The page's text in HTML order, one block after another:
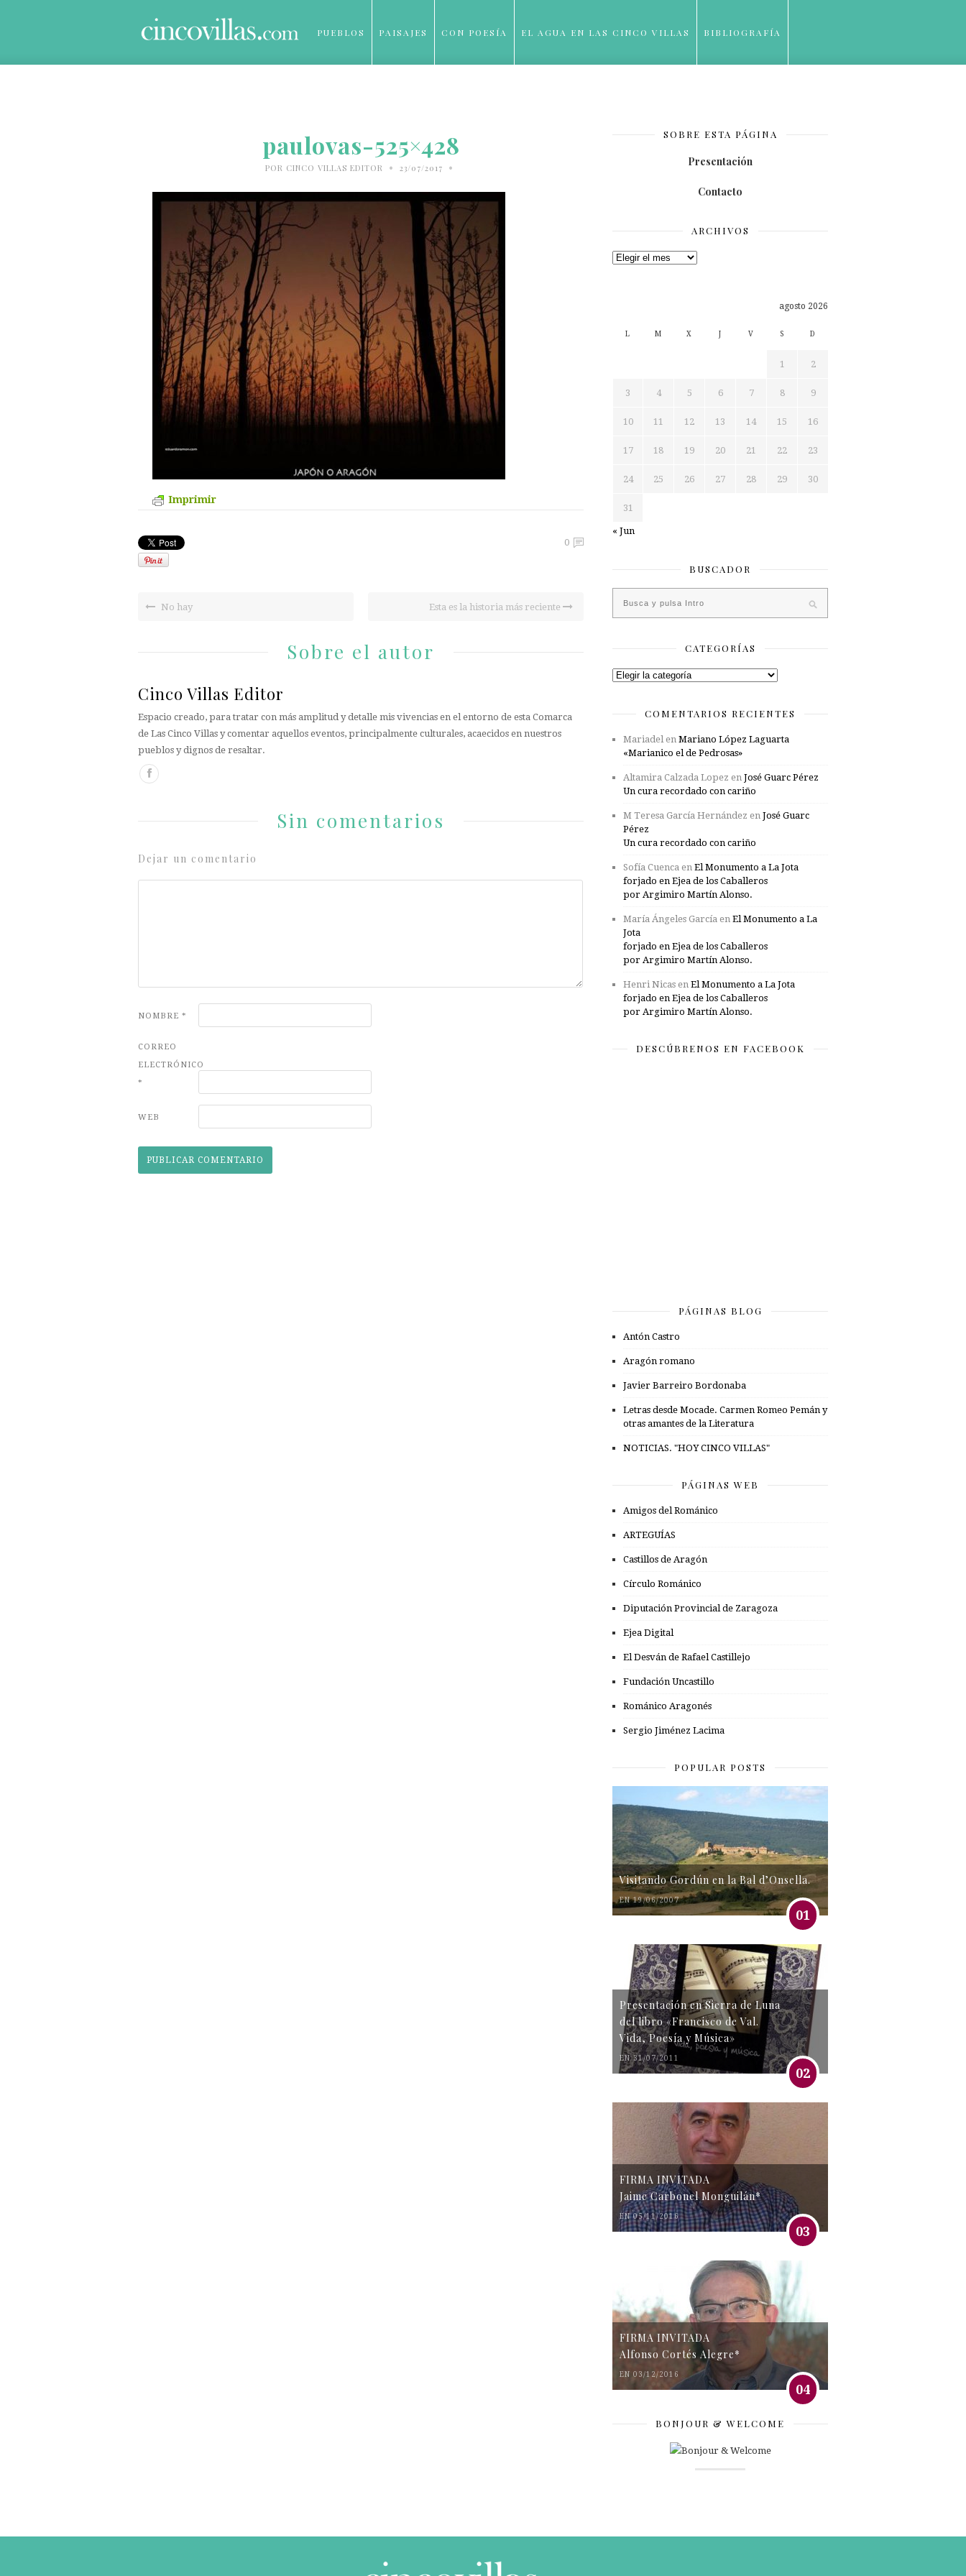
PUEBLOS PAISAJES CON POESÍA EL AGUA EN LAS CINCO VILLAS BIBLIOGRAFÍA
paulovas-525×428
POR CINCO VILLAS EDITOR • 23/07/2017 •
Imprimir
0
No hay Esta es la historia más reciente
Sobre el autor
Cinco Villas Editor
Espacio creado, para tratar con más amplitud y detalle mis vivencias en el entorno de esta Comarca
de Las Cinco Villas y comentar aquellos eventos, principalmente culturales, acaecidos en nuestros
pueblos y dignos de resaltar.
Sin comentarios
Dejar un comentario
NOMBRE *
CORREO
ELECTRÓNICO
*
WEB
SOBRE ESTA PÁGINA
Presentación
Contacto
ARCHIVOS
Archivos
agosto 2026
L M X J V S D
1 2
3 4 5 6 7 8 9
10 11 12 13 14 15 16
17 18 19 20 21 22 23
24 25 26 27 28 29 30
31
« Jun
BUSCADOR
CATEGORÍAS
Categorías
COMENTARIOS RECIENTES
Mariadelen Mariano López Laguarta
«Marianico el de Pedrosas»
Altamira Calzada Lopez en José Guarc Pérez
Un cura recordado con cariño
M Teresa García Hernández en José Guarc
Pérez
Un cura recordado con cariño
Sofía Cuenca en El Monumento a La Jota
forjado en Ejea de los Caballeros
por Argimiro Martín Alonso.
María Ángeles García en El Monumento a La
Jota
forjado en Ejea de los Caballeros
por Argimiro Martín Alonso.
Henri Nicas en El Monumento a La Jota
forjado en Ejea de los Caballeros
por Argimiro Martín Alonso.
DESCÚBRENOS EN FACEBOOK
PÁGINAS BLOG
Antón Castro
Aragón romano
Javier Barreiro Bordonaba
Letras desde Mocade. Carmen Romeo Pemán y
otras amantes de la Literatura
NOTICIAS. "HOY CINCO VILLAS"
PÁGINAS WEB
Amigos del Románico
ARTEGUÍAS
Castillos de Aragón
Círculo Románico
Diputación Provincial de Zaragoza
Ejea Digital
El Desván de Rafael Castillejo
Fundación Uncastillo
Románico Aragonés
Sergio Jiménez Lacima
POPULAR POSTS
Visitando Gordún en la Bal d’Onsella.
EN 19/06/2007
01
Presentación en Sierra de Luna
del libro «Francisco de Val.
Vida, Poesía y Música»
EN 31/07/2011
02
FIRMA INVITADA
Jaime Carbonel Monguilán*
EN 05/11/2016
03
FIRMA INVITADA
Alfonso Cortés Alegre*
EN 03/12/2016
04
BONJOUR & WELCOME